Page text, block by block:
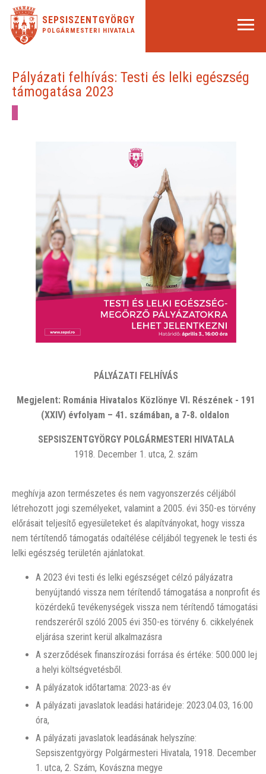
SEPSISZENTGYÖRGY
POLGÁRMESTERI HIVATALA
Pályázati felhívás: Testi és lelki egészség
támogatása 2023
PÁLYÁZATI FELHÍVÁS
Megjelent: Románia Hivatalos Közlönye VI. Részének - 191
(XXIV) évfolyam – 41. számában, a 7-8. oldalon
SEPSISZENTGYÖRGY POLGÁRMESTERI HIVATALA
1918. December 1. utca, 2. szám
meghívja azon természetes és nem vagyonszerzés céljából
létrehozott jogi személyeket, valamint a 2005. évi 350-es törvény
előrásait teljesítő egyesületeket és alapítványokat, hogy vissza
nem tértítendő támogatás odaítélése céljából tegyenek le testi és
lelki egészség területén ajánlatokat.
A 2023 évi testi és lelki egészséget célzó pályázatra
benyújtandó vissza nem térítendő támogatása a nonprofit és
közérdekű tevékenységek vissza nem térítendő támogatási
rendszeréről szóló 2005 évi 350-es törvény 6. cikkelyének
eljárása szerint kerül alkalmazásra
A szerződések finanszírozási forrása és értéke: 500.000 lej
a helyi költségvetésből.
A pályázatok időtartama: 2023-as év
A pályázati javaslatok leadási határideje: 2023.04.03, 16:00
óra,
A pályázati javaslatok leadásának helyszíne:
Sepsiszentgyörgy Polgármesteri Hivatala, 1918. December
1. utca, 2. Szám, Kovászna megye